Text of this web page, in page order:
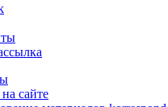
сайте